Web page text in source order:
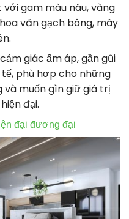
gam màu nâu, vàng
văn gạch bông, mây
giác ấm áp, gần gũi
phù hợp cho những
và muốn gìn giữ giá trị
đại.
đại đương đại